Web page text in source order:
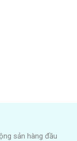
sản hàng đầu